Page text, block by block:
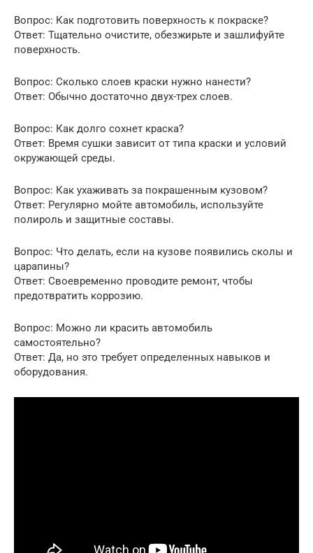
Вопрос: Как подготовить поверхность к покраске?
Ответ: Тщательно очистите, обезжирьте и зашлифуйте
поверхность.
Вопрос: Сколько слоев краски нужно нанести?
Ответ: Обычно достаточно двух-трех слоев.
Вопрос: Как долго сохнет краска?
Ответ: Время сушки зависит от типа краски и условий
окружающей среды.
Вопрос: Как ухаживать за покрашенным кузовом?
Ответ: Регулярно мойте автомобиль, используйте
полироль и защитные составы.
Вопрос: Что делать, если на кузове появились сколы и
царапины?
Ответ: Своевременно проводите ремонт, чтобы
предотвратить коррозию.
Вопрос: Можно ли красить автомобиль
самостоятельно?
Ответ: Да, но это требует определенных навыков и
оборудования.